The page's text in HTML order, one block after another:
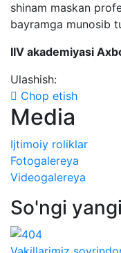
shinam maskan
bayramga munosib
IIV akademiyasi
Ulashish:
Chop etish
Media
Ijtimoiy roliklar
Fotogalereya
Videogalereya
So'ngi